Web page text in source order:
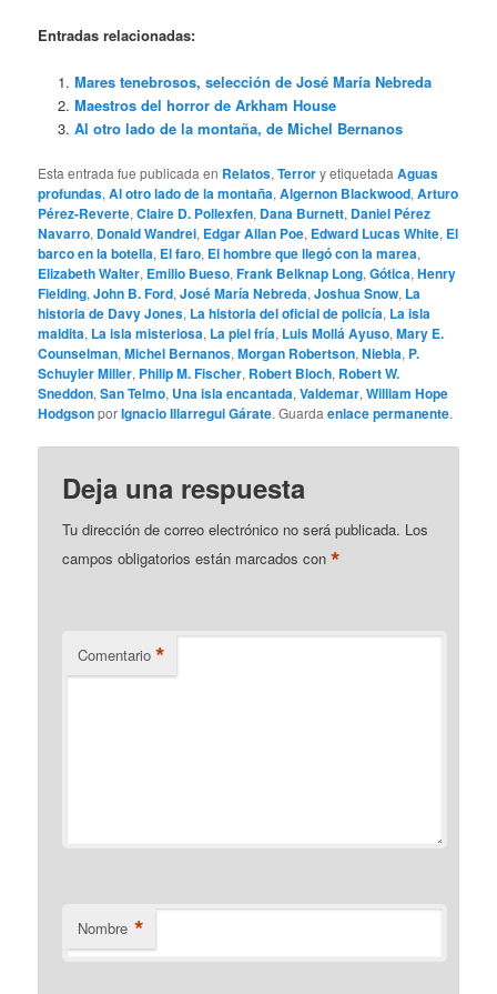
Entradas relacionadas:
Mares tenebrosos, selección de José María Nebreda
Maestros del horror de Arkham House
Al otro lado de la montaña, de Michel Bernanos
Esta entrada fue publicada en Relatos,Terrory etiquetadaAguas
profundas,Al otro lado de la montaña,Algernon Blackwood,Arturo
Pérez-Reverte,Claire D. Pollexfen, Dana Burnett, Daniel Pérez
Navarro, Donald Wandrei, Edgar Allan Poe, Edward Lucas White, El
barco en la botella, El faro, El hombre que llegó con la marea,
Elizabeth Walter, Emilio Bueso,Frank Belknap Long,Gótica,Henry
Fielding,John B. Ford,José María Nebreda,Joshua Snow, La
historia de Davy Jones, La historia del oficial de policía, La isla
maldita, La isla misteriosa, La piel fría, Luis Mollá Ayuso,Mary E.
Counselman,Michel Bernanos,Morgan Robertson,Niebla, P.
Schuyler Miller, Philip M. Fischer, Robert Bloch, Robert W.
Sneddon,San Telmo, Una isla encantada,Valdemar,William Hope
HodgsonporIgnacio Illarregui Gárate. Guardaenlace permanente.
Deja una respuesta
Tu dirección de correo electrónico no será publicada. Los
campos obligatorios están marcados con*
Comentario *
Nombre *